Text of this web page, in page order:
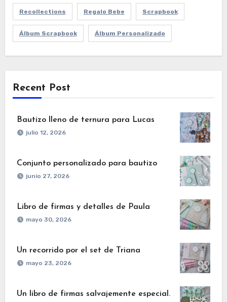
Recollections Regalo Bebe Scrapbook
Álbum Scrapbook Álbum Personalizado
Recent Post
Bautizo lleno de ternura para Lucas
julio 12, 2026
Conjunto personalizado para bautizo
junio 27, 2026
Libro de firmas y detalles de Paula
mayo 30, 2026
Un recorrido por el set de Triana
mayo 23, 2026
Un libro de firmas salvajemente especial.